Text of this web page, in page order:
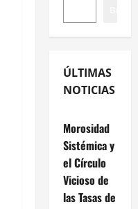
ÚLTIMAS
NOTICIAS
Morosidad
Sistémica y
el Círculo
Vicioso de
las Tasas de